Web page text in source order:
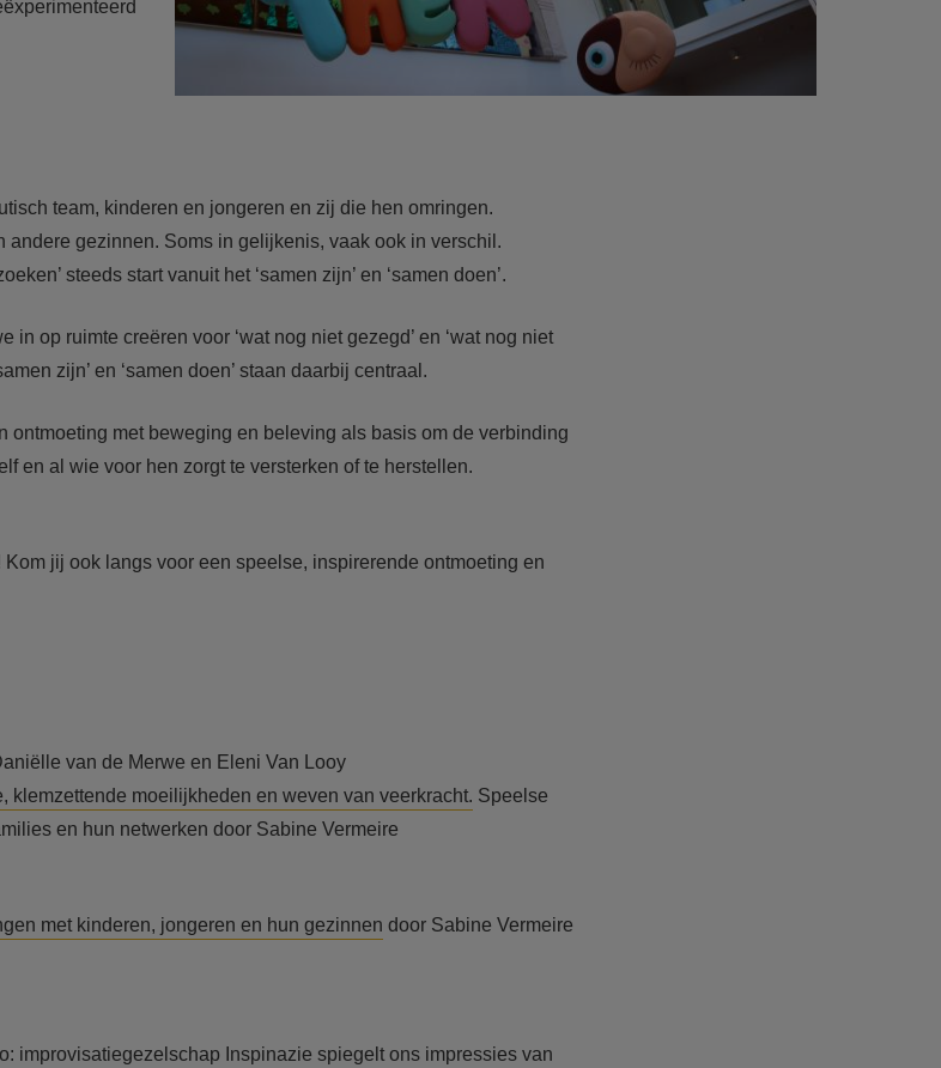
team, kinderen en jongeren en zij die hen omringen.
andere gezinnen. Soms in gelijkenis, vaak ook in verschil.
steeds start vanuit het ‘samen zijn’ en ‘samen doen’.
in op ruimte creëren voor ‘wat nog niet gezegd’ en ‘wat nog niet
zijn’ en ‘samen doen’ staan daarbij centraal.
ontmoeting met beweging en beleving als basis om de verbinding
en al wie voor hen zorgt te versterken of te herstellen.
jij ook langs voor een speelse, inspirerende ontmoeting en
van de Merwe en Eleni Van Looy
klemzettende moeilijkheden en weven van veerkracht. Speelse
en hun netwerken door Sabine Vermeire
met kinderen, jongeren en hun gezinnen door Sabine Vermeire
improvisatiegezelschap Inspinazie spiegelt ons impressies van